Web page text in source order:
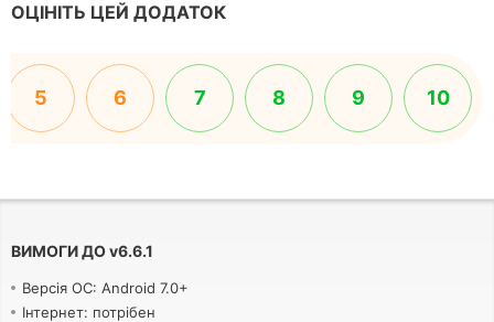
ОЦІНІТЬ ЦЕЙ ДОДАТОК
5 6 7 8 9 10
ВИМОГИ ДОv6.6.1
Версія ОС: Android 7.0+
Інтернет: потрібен